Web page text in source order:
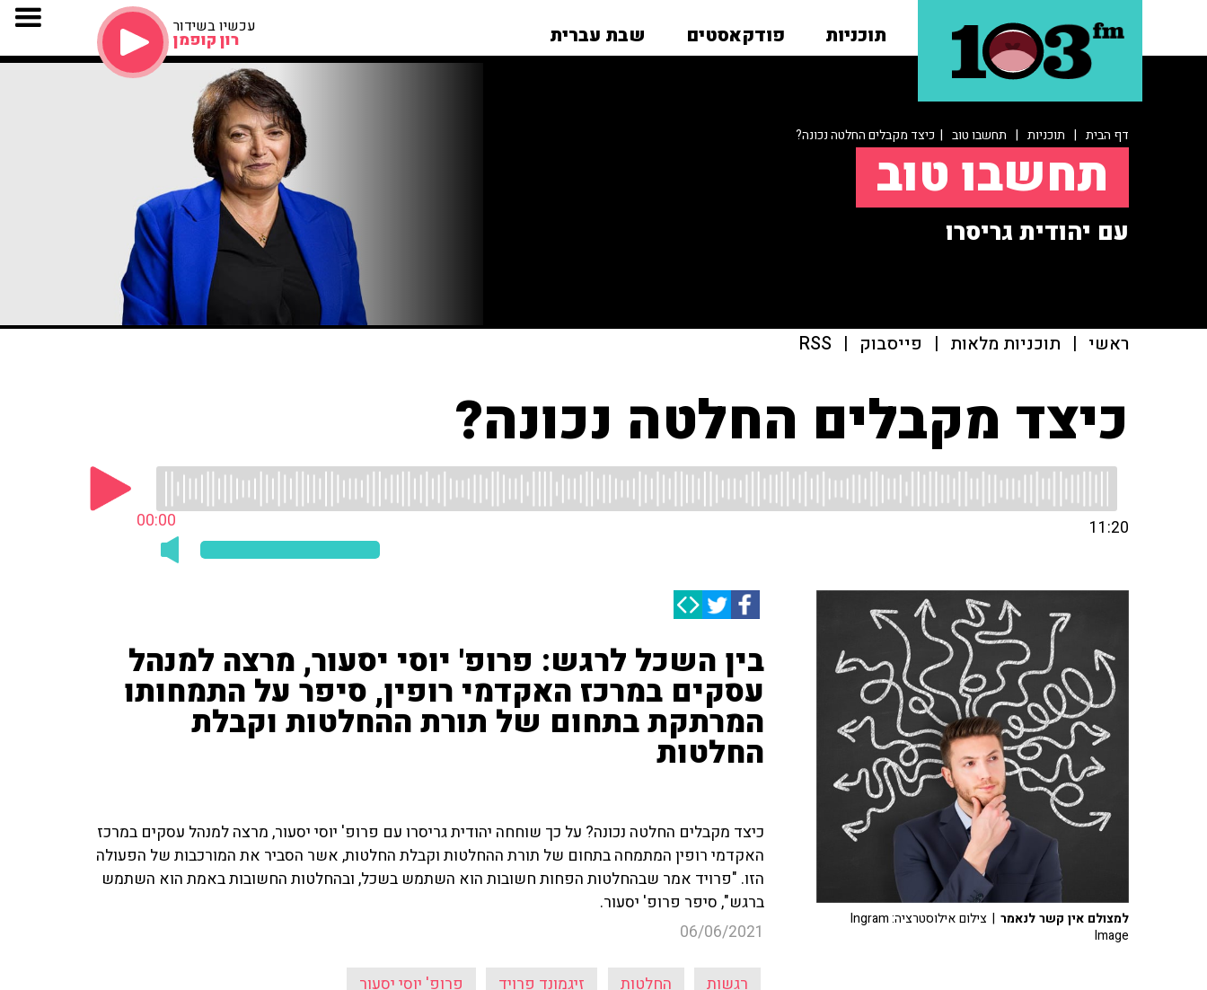
תוכניות פודקאסטים שבת עברית עכשיו בשידור
רון קופמן
דף הבית | תוכניות | תחשבו טוב | כיצד מקבלים החלטה נכונה?
תחשבו טוב
עם יהודית גריסרו
ראשי | תוכניות מלאות | פייסבוק |
RSS
כיצד מקבלים החלטה נכונה?
00:00 11:20
בין השכל לרגש: פרופ' יוסי יסעור, מרצה למנהל
עסקים במרכז האקדמי רופין, סיפר על התמחותו
המרתקת בתחום של תורת ההחלטות וקבלת
החלטות
כיצד מקבלים החלטה נכונה? על כך שוחחה יהודית גריסרו עם פרופ' יוסי יסעור, מרצה למנהל עסקים במרכז
האקדמי רופין המתמחה בתחום של תורת ההחלטות וקבלת החלטות, אשר הסביר את המורכבות של הפעולה
הזו. "פרויד אמר שבהחלטות הפחות חשובות הוא השתמש בשכל, ובהחלטות החשובות באמת הוא השתמש
ברגש", סיפר פרופ' יסעור.
06/06/2021
רגשות החלטות זיגמונד פרויד פרופ' יוסי יסעור
למצולם אין קשר לנאמר
| צילום אילוסטרציה: Ingram
Image